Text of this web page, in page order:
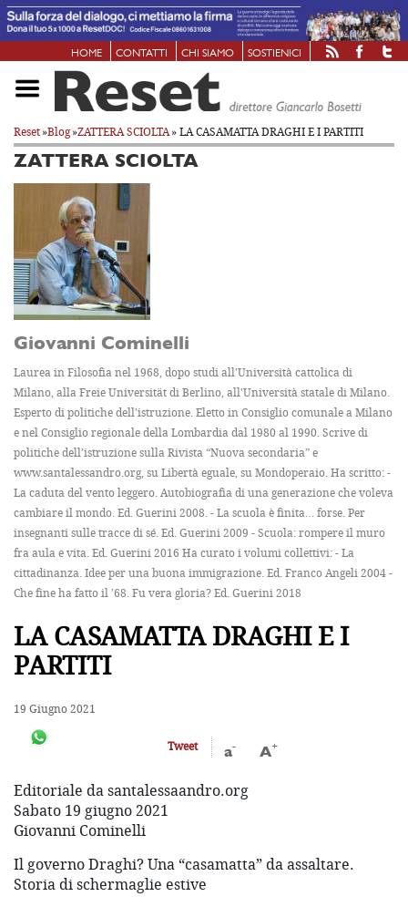
HOME CONTATTI CHI SIAMO SOSTIENICI
Reset»Blog»ZATTERA SCIOLTA» LA CASAMATTA DRAGHI E I PARTITI
ZATTERA SCIOLTA
Giovanni Cominelli
Laurea in Filosofia nel 1968, dopo studi all'Università cattolica di
Milano, alla Freie Universität di Berlino, all'Università statale di Milano.
Esperto di politiche dell’istruzione. Eletto in Consiglio comunale a Milano
e nel Consiglio regionale della Lombardia dal 1980 al 1990. Scrive di
politiche dell’istruzione sulla Rivista “Nuova secondaria” e
www.santalessandro.org, su Libertà eguale, su Mondoperaio. Ha scritto: -
La caduta del vento leggero. Autobiografia di una generazione che voleva
cambiare il mondo. Ed. Guerini 2008. - La scuola è finita… forse. Per
insegnanti sulle tracce di sé. Ed. Guerini 2009 - Scuola: rompere il muro
fra aula e vita. Ed. Guerini 2016 Ha curato i volumi collettivi: - La
cittadinanza. Idee per una buona immigrazione. Ed. Franco Angeli 2004 -
Che fine ha fatto il ’68. Fu vera gloria? Ed. Guerini 2018
LA CASAMATTA DRAGHI E I
PARTITI
19 Giugno 2021
Tweet a- A+
Editoriale da santalessaandro.org
Sabato 19 giugno 2021
Giovanni Cominelli
Il governo Draghi? Una “casamatta” da assaltare.
Storia di schermaglie estive